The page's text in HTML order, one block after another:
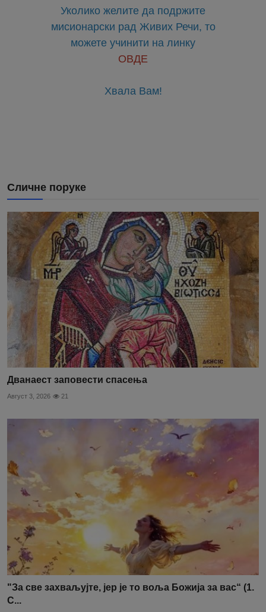
Уколико желите да подржите
мисионарски рад Живих Речи, то
можете учинити на линку
ОВДЕ
Хвала Вам!
Сличне поруке
Дванаест заповести спасења
Август 3, 2026 21
"За све захваљујте, јер је то воља Божија за вас“ (1.
С...